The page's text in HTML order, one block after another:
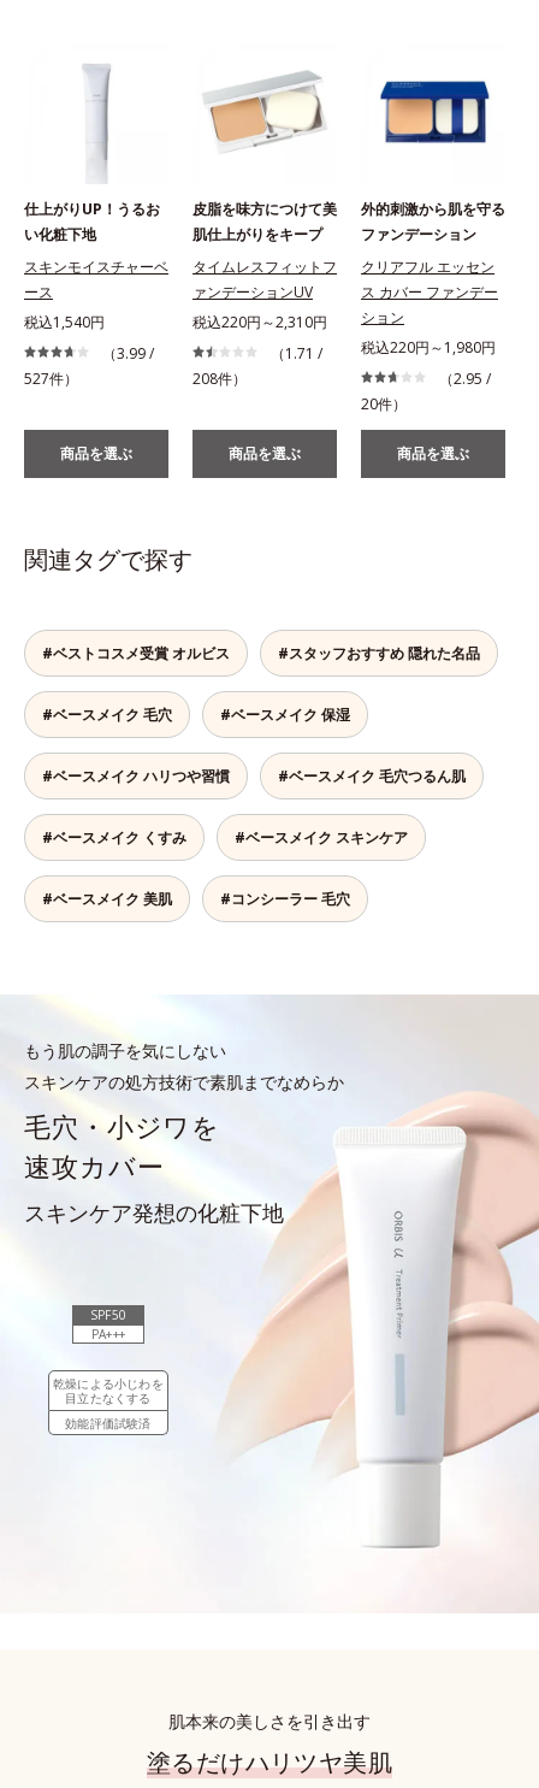
仕上がりUP！うるお
い化粧下地
スキンモイスチャーベ
ース
税込1,540円
（3.99 /
527件）
商品を選ぶ
皮脂を味方につけて美
肌仕上がりをキープ
タイムレスフィットフ
ァンデーションUV
税込220円～2,310円
（1.71 /
208件）
商品を選ぶ
外的刺激から肌を守る
ファンデーション
クリアフル エッセン
ス カバー ファンデー
ション
税込220円～1,980円
（2.95 /
20件）
商品を選ぶ
関連タグで探す
#ベストコスメ受賞 オルビス #スタッフおすすめ 隠れた名品
#ベースメイク 毛穴 #ベースメイク 保湿
#ベースメイク ハリつや習慣 #ベースメイク 毛穴つるん肌
#ベースメイク くすみ #ベースメイク スキンケア
#ベースメイク 美肌 #コンシーラー 毛穴
SPF50
PA+++
乾燥による小じわを
目立たなくする
効能評価試験済
もう肌の調子を気にしない
スキンケアの処方技術で素肌までなめらか
毛穴・小ジワを
速攻カバー
スキンケア発想の化粧下地
肌本来の美しさを引き出す
塗るだけハリツヤ美肌